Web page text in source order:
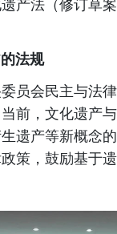
法规
员会民主与法
前，文化遗产
遗产等新概念
策，鼓励基于